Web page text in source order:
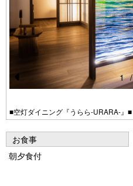
Pr
e
o
u
■空灯ダイニング『うらら-URARA-』■
1 /
お食事
朝夕食付